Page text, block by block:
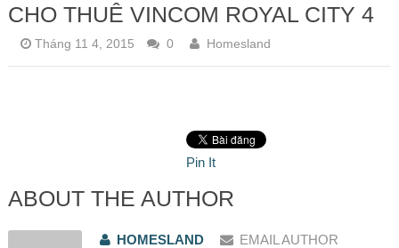
CHO THUÊ VINCOM ROYAL CITY 4
Tháng 11 4, 2015 0 Homesland
Pin It
ABOUT THE AUTHOR
HOMESLAND EMAIL AUTHOR